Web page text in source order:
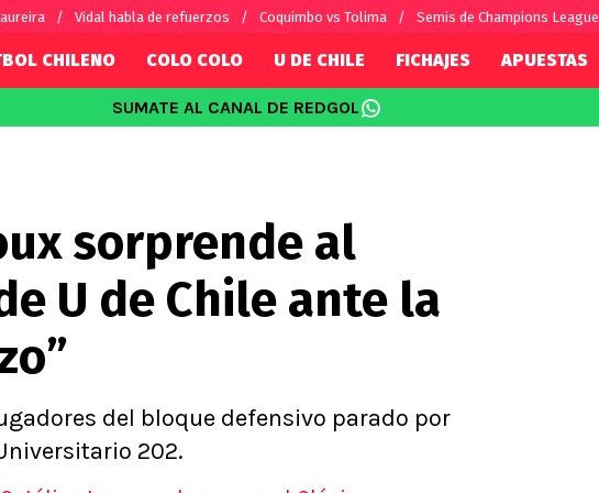
Vidal habla de refuerzos Coquimbo vs Tolima Semis de Champions League
por el mundo
Fútbol Argentino
Fútbol Brasileño
Premier League
Serie A
CHILENO COLO COLO U DE CHILE FICHAJES APUESTAS
SUMATE AL CANAL DE REDGOL
sorprende al
U de Chile ante la
del bloque defensivo parado por
202.